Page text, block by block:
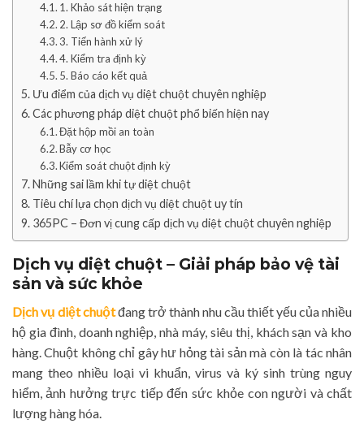
1. Khảo sát hiện trạng
2. Lập sơ đồ kiểm soát
3. Tiến hành xử lý
4. Kiểm tra định kỳ
5. Báo cáo kết quả
Ưu điểm của dịch vụ diệt chuột chuyên nghiệp
Các phương pháp diệt chuột phổ biến hiện nay
Đặt hộp mồi an toàn
Bẫy cơ học
Kiểm soát chuột định kỳ
Những sai lầm khi tự diệt chuột
Tiêu chí lựa chọn dịch vụ diệt chuột uy tín
365PC – Đơn vị cung cấp dịch vụ diệt chuột chuyên nghiệp
Dịch vụ diệt chuột – Giải pháp bảo vệ tài
sản và sức khỏe
Dịch vụ diệt chuộtđang trở thành nhu cầu thiết yếu của nhiều
hộ gia đình, doanh nghiệp, nhà máy, siêu thị, khách sạn và kho
hàng. Chuột không chỉ gây hư hỏng tài sản mà còn là tác nhân
mang theo nhiều loại vi khuẩn, virus và ký sinh trùng nguy
hiểm, ảnh hưởng trực tiếp đến sức khỏe con người và chất
lượng hàng hóa.